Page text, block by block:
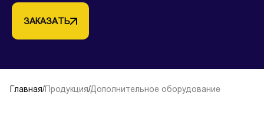
ЗАКАЗАТЬ
Главная/Продукция/Дополнительное оборудование